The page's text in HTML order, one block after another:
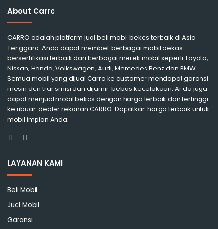
About Carro
CARRO adalah platform jual beli mobil bekas terbaik di Asia
Tenggara. Anda dapat membeli berbagai mobil bekas
bersertifikasi terbaik dari berbagai merek mobil seperti Toyota,
Nissan, Honda, Volkswagen, Audi, Mercedes Benz dan BMW.
Semua mobil yang dijual Carro ke customer mendapat garansi
mesin dan transmisi dan dijamin bebas kecelakaan. Anda juga
dapat menjual mobil bekas dengan harga terbaik dan tertinggi
ke ribuan dealer rekanan CARRO. Dapatkan harga terbaik untuk
mobil impian Anda.
Facebook
Instagram
LAYANAN KAMI
Beli Mobil
Jual Mobil
Garansi